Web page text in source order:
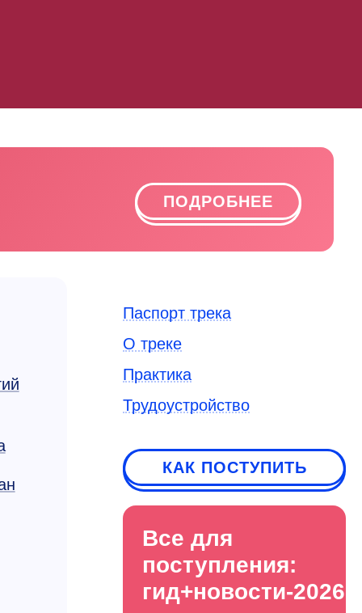
ПОДРОБНЕЕ
Паспорт трека
О треке
Практика
Трудоустройство
КАК ПОСТУПИТЬ
Все для
поступления:
гид+новости-2026